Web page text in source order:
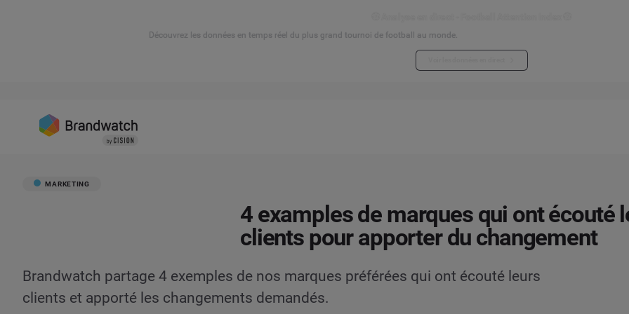
Découvrez les données en temps réel du plus grand tournoi de football au monde.
MARKETING
4 examples de marques qui ont écouté
clients pour apporter du changement
Brandwatch partage 4 exemples de nos marques préférées qui ont écouté leurs
clients et apporté les changements demandés.